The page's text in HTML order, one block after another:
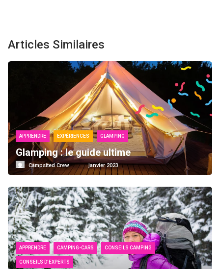
Articles Similaires
APPRENDRE EXPÉRIENCES GLAMPING
Glamping : le guide ultime
Campsited Crew janvier 2023
APPRENDRE CAMPING-CARS CONSEILS CAMPING
CONSEILS D'EXPERTS